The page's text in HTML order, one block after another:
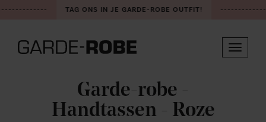
TAG ONS IN JE GARDE-ROBE OUTFIT!
Toggle
Garde-robe -
Handtassen - Roze